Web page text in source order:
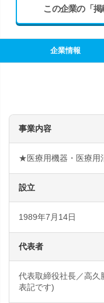
この企業の「
企業情報
事業内容
★医療用機器・医療用
設立
1989年7月14日
代表者
代表取締役社長／高久
表記です)